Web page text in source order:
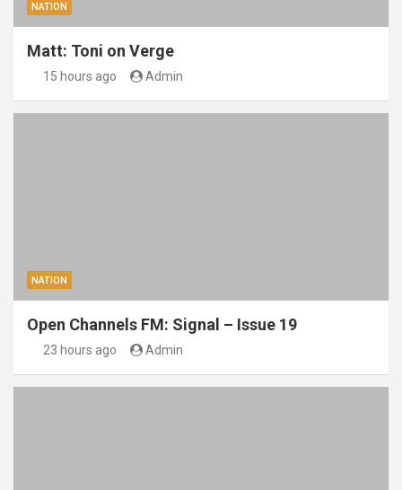
NATION
Matt: Toni on Verge
15 hours ago Admin
NATION
Open Channels FM: Signal – Issue 19
23 hours ago Admin